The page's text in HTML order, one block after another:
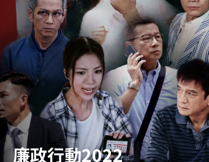
廉政行動2022